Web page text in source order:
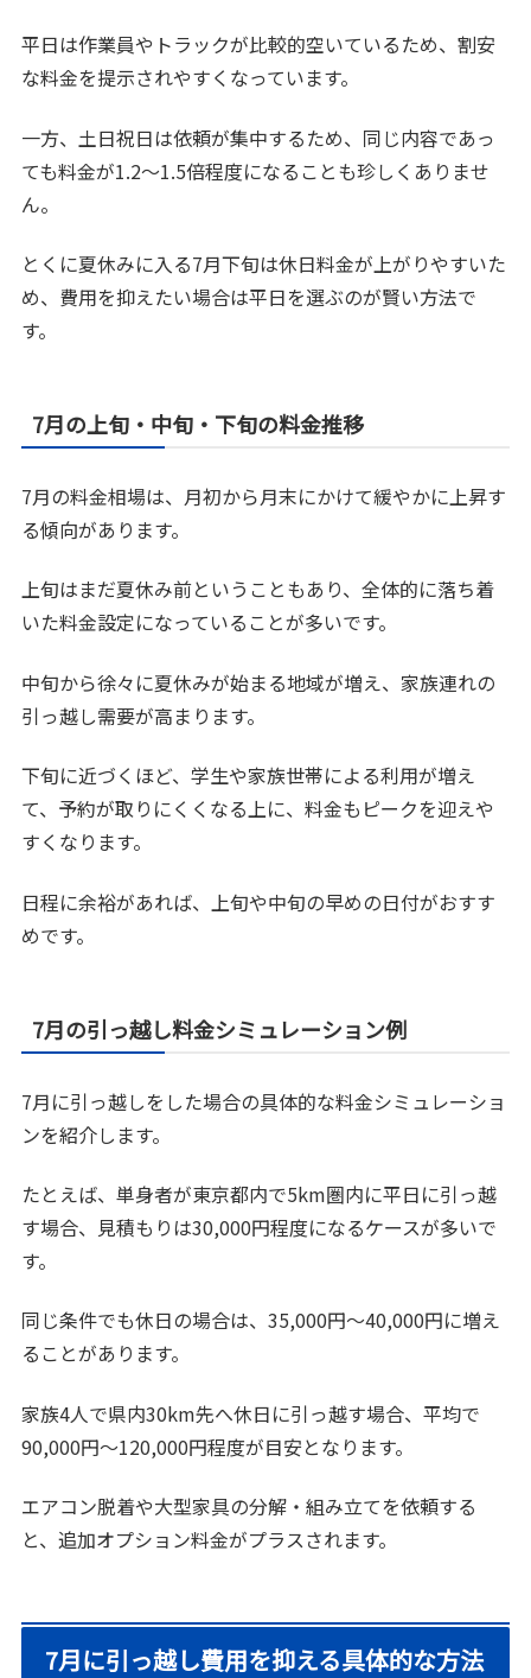
平日は作業員やトラックが比較的空いているため、割安
な料金を提示されやすくなっています。
一方、土日祝日は依頼が集中するため、同じ内容であっ
ても料金が1.2～1.5倍程度になることも珍しくありませ
ん。
とくに夏休みに入る7月下旬は休日料金が上がりやすいた
め、費用を抑えたい場合は平日を選ぶのが賢い方法で
す。
7月の上旬・中旬・下旬の料金推移
7月の料金相場は、月初から月末にかけて緩やかに上昇す
る傾向があります。
上旬はまだ夏休み前ということもあり、全体的に落ち着
いた料金設定になっていることが多いです。
中旬から徐々に夏休みが始まる地域が増え、家族連れの
引っ越し需要が高まります。
下旬に近づくほど、学生や家族世帯による利用が増え
て、予約が取りにくくなる上に、料金もピークを迎えや
すくなります。
日程に余裕があれば、上旬や中旬の早めの日付がおすす
めです。
7月の引っ越し料金シミュレーション例
7月に引っ越しをした場合の具体的な料金シミュレーショ
ンを紹介します。
たとえば、単身者が東京都内で5km圏内に平日に引っ越
す場合、見積もりは30,000円程度になるケースが多いで
す。
同じ条件でも休日の場合は、35,000円～40,000円に増え
ることがあります。
家族4人で県内30km先へ休日に引っ越す場合、平均で
90,000円～120,000円程度が目安となります。
エアコン脱着や大型家具の分解・組み立てを依頼する
と、追加オプション料金がプラスされます。
7月に引っ越し費用を抑える具体的な方法